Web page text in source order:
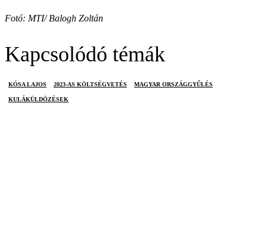
Fotó: MTI/ Balogh Zoltán
Kapcsolódó témák
KÓSA LAJOS 2023-AS KÖLTSÉGVETÉS MAGYAR ORSZÁGGYŰLÉS
KULÁKÜLDÖZÉSEK